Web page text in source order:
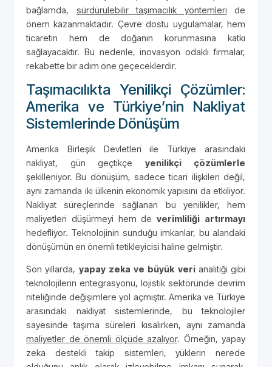
bağlamda, sürdürülebilir taşımacılık yöntemleri de
önem kazanmaktadır. Çevre dostu uygulamalar, hem
ticaretin hem de doğanın korunmasına katkı
sağlayacaktır. Bu nedenle, inovasyon odaklı firmalar,
rekabette bir adım öne geçeceklerdir.
Taşımacılıkta Yenilikçi Çözümler:
Amerika ve Türkiye’nin Nakliyat
Sistemlerinde Dönüşüm
Amerika Birleşik Devletleri ile Türkiye arasındaki
nakliyat, gün geçtikçe yenilikçi çözümlerle
şekilleniyor. Bu dönüşüm, sadece ticari ilişkileri değil,
aynı zamanda iki ülkenin ekonomik yapısını da etkiliyor.
Nakliyat süreçlerinde sağlanan bu yenilikler, hem
maliyetleri düşürmeyi hem deverimliliği artırmayı
hedefliyor. Teknolojinin sunduğu imkanlar, bu alandaki
dönüşümün en önemli tetikleyicisi haline gelmiştir.
Son yıllarda, yapay zeka ve büyük verianalitiği gibi
teknolojilerin entegrasyonu, lojistik sektöründe devrim
niteliğinde değişimlere yol açmıştır. Amerika ve Türkiye
arasındaki nakliyat sistemlerinde, bu teknolojiler
sayesinde taşıma süreleri kısalırken, aynı zamanda
maliyetler de önemli ölçüde azalıyor. Örneğin, yapay
zeka destekli takip sistemleri, yüklerin nerede